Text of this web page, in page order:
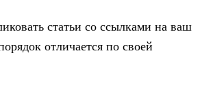
статьи со ссылками на ваш
отличается по своей